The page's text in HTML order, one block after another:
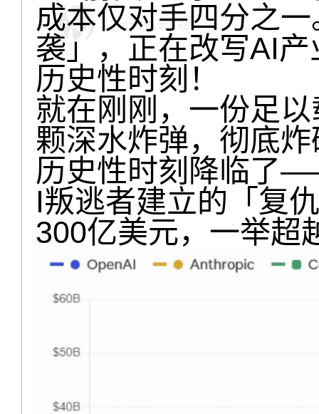
成本仅对手四分之
袭」，正在改写AI
历史性时刻！
就在刚刚，一份足
颗深水炸弹，彻底
历史性时刻降临了
I叛逃者建立的「复
300亿美元，一举超